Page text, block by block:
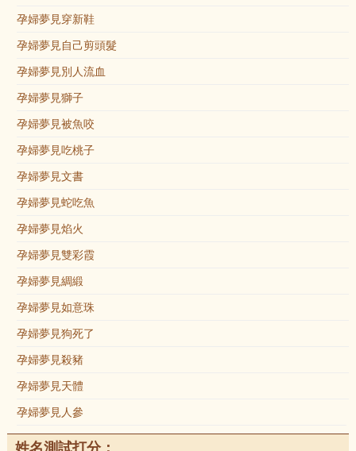
孕婦夢見穿新鞋
孕婦夢見自己剪頭髮
孕婦夢見別人流血
孕婦夢見獅子
孕婦夢見被魚咬
孕婦夢見吃桃子
孕婦夢見文書
孕婦夢見蛇吃魚
孕婦夢見焰火
孕婦夢見雙彩霞
孕婦夢見綢緞
孕婦夢見如意珠
孕婦夢見狗死了
孕婦夢見殺豬
孕婦夢見天體
孕婦夢見人參
姓名測試打分：